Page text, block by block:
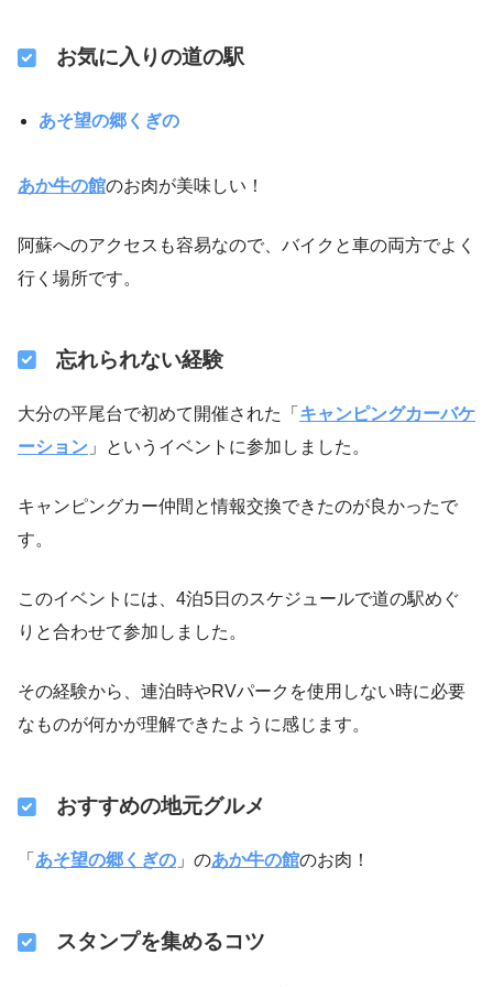
お気に入りの道の駅
あそ望の郷くぎの
あか牛の館のお肉が美味しい！
阿蘇へのアクセスも容易なので、バイクと車の両方でよく
行く場所です。
忘れられない経験
大分の平尾台で初めて開催された「 キャンピングカーバケ
ーション 」というイベントに参加しました。
キャンピングカー仲間と情報交換できたのが良かったで
す。
このイベントには、4泊5日のスケジュールで道の駅めぐ
りと合わせて参加しました。
その経験から、連泊時やRVパークを使用しない時に必要
なものが何かが理解できたように感じます。
おすすめの地元グルメ
「 あそ望の郷くぎの 」のあか牛の館のお肉！
スタンプを集めるコツ